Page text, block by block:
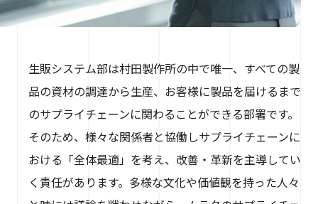
生販システム部は村田製作所の中で唯一、すべての製
品の資材の調達から生産、お客様に製品を届けるまで
のサプライチェーンに関わることができる部署です。
そのため、様々な関係者と協働しサプライチェーンに
おける「全体最適」を考え、改善・革新を主導してい
く責任があります。多様な文化や価値観を持った人々